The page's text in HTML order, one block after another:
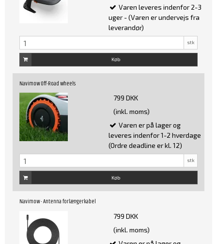
Varen leveres indenfor 2-3
uger - (Varen er undervejs fra
leverandør)
stk
Køb
Navimow Off-Road wheels
799 DKK
(inkl. moms)
Varen er på lager og
leveres indenfor 1-2 hverdage
(Ordre deadline er kl. 12)
stk
Køb
Navimow - Antenna forlængerkabel
799 DKK
(inkl. moms)